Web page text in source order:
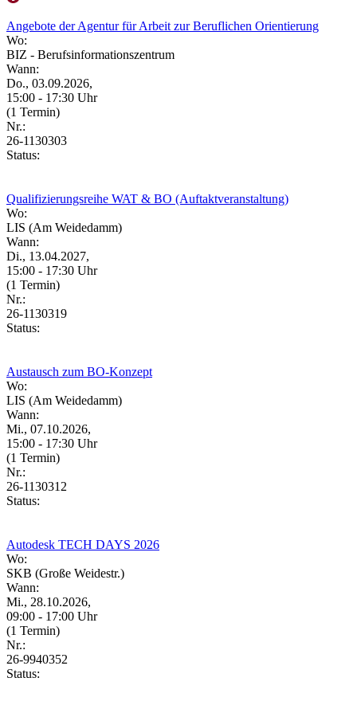
Angebote der Agentur für Arbeit zur Beruflichen Orientierung
Wo:
BIZ - Berufsinformationszentrum
Wann:
Do., 03.09.2026,
15:00 - 17:30 Uhr
(1 Termin)
Nr.:
26-1130303
Status:
Qualifizierungsreihe WAT & BO (Auftaktveranstaltung)
Wo:
LIS (Am Weidedamm)
Wann:
Di., 13.04.2027,
15:00 - 17:30 Uhr
(1 Termin)
Nr.:
26-1130319
Status:
Austausch zum BO-Konzept
Wo:
LIS (Am Weidedamm)
Wann:
Mi., 07.10.2026,
15:00 - 17:30 Uhr
(1 Termin)
Nr.:
26-1130312
Status:
Autodesk TECH DAYS 2026
Wo:
SKB (Große Weidestr.)
Wann:
Mi., 28.10.2026,
09:00 - 17:00 Uhr
(1 Termin)
Nr.:
26-9940352
Status: